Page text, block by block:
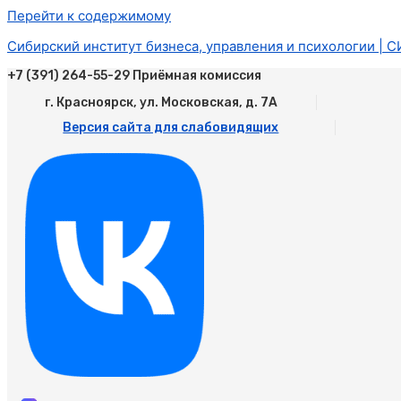
Перейти к содержимому
Сибирский институт бизнеса, управления и психологии |
+7 (391) 264-55-29 Приёмная комиссия
г. Красноярск, ул. Московская, д. 7А
Версия сайта для слабовидящих